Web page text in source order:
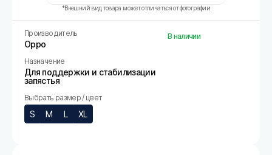
*Внешний вид товара может отличаться от фотографии
Производитель
Oppo
Назначение
Для поддержки и стабилизации
запястья
Выбрать размер / цвет
S M L XL
В наличии